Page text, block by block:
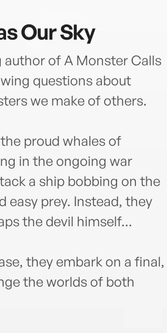
Our Sky
author of A Monster Calls
questions about
we make of others.
proud whales of
in the ongoing war
a ship bobbing on the
easy prey. Instead, they
the devil himself...
they embark on a final,
the worlds of both